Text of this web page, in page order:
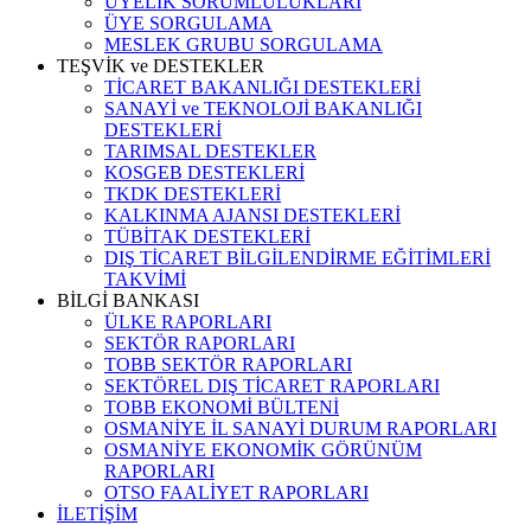
ÜYE SORGULAMA
MESLEK GRUBU SORGULAMA
TEŞVİK ve DESTEKLER
TİCARET BAKANLIĞI DESTEKLERİ
SANAYİ ve TEKNOLOJİ BAKANLIĞI
DESTEKLERİ
TARIMSAL DESTEKLER
KOSGEB DESTEKLERİ
TKDK DESTEKLERİ
KALKINMA AJANSI DESTEKLERİ
TÜBİTAK DESTEKLERİ
DIŞ TİCARET BİLGİLENDİRME EĞİTİMLERİ
TAKVİMİ
BİLGİ BANKASI
ÜLKE RAPORLARI
SEKTÖR RAPORLARI
TOBB SEKTÖR RAPORLARI
SEKTÖREL DIŞ TİCARET RAPORLARI
TOBB EKONOMİ BÜLTENİ
OSMANİYE İL SANAYİ DURUM RAPORLARI
OSMANİYE EKONOMİK GÖRÜNÜM
RAPORLARI
OTSO FAALİYET RAPORLARI
İLETİŞİM